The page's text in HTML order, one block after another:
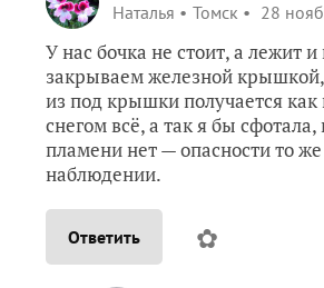
Наталья
Томск 28
У нас бочка не стоит, а лежит
закрываем железной
из под крышки получается
снегом всё, а так я бы сфотала,
пламени нет — опасности то
наблюдении.
Ответить ✿